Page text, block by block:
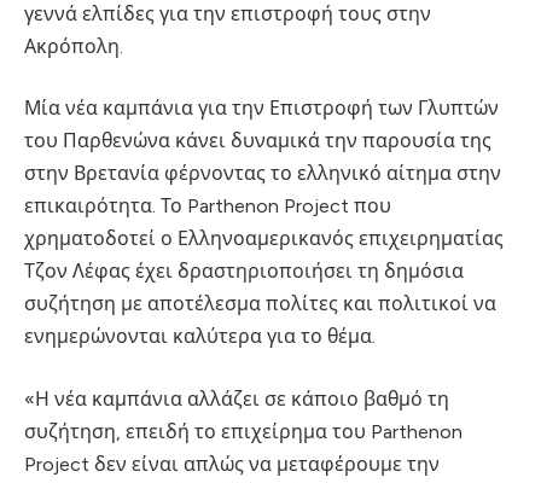
γεννά ελπίδες για την επιστροφή τους στην
Ακρόπολη.
Μία νέα καμπάνια για την Επιστροφή των Γλυπτών
του Παρθενώνα κάνει δυναμικά την παρουσία της
στην Βρετανία φέρνοντας το ελληνικό αίτημα στην
επικαιρότητα. Το Parthenon Project που
χρηματοδοτεί ο Ελληνοαμερικανός επιχειρηματίας
Τζον Λέφας έχει δραστηριοποιήσει τη δημόσια
συζήτηση με αποτέλεσμα πολίτες και πολιτικοί να
ενημερώνονται καλύτερα για το θέμα.
«Η νέα καμπάνια αλλάζει σε κάποιο βαθμό τη
συζήτηση, επειδή το επιχείρημα του Parthenon
Project δεν είναι απλώς να μεταφέρουμε την